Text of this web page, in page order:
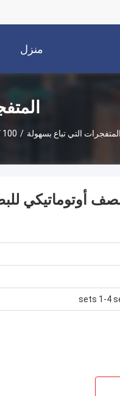
منزل
المتفجرات التي تباع بسهولة / 100 كجم/ساعة خط إنتاج نصف أوتوماتيكي للبطاطس المقلية المجمدة مع تسخين كهربائي 1500 واط
نصف أوتوماتيكي